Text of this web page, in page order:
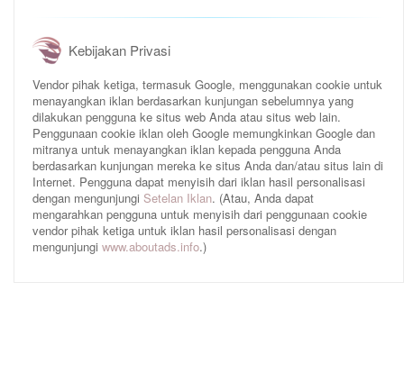
Kebijakan Privasi
Vendor pihak ketiga, termasuk Google, menggunakan cookie untuk
menayangkan iklan berdasarkan kunjungan sebelumnya yang
dilakukan pengguna ke situs web Anda atau situs web lain.
Penggunaan cookie iklan oleh Google memungkinkan Google dan
mitranya untuk menayangkan iklan kepada pengguna Anda
berdasarkan kunjungan mereka ke situs Anda dan/atau situs lain di
Internet. Pengguna dapat menyisih dari iklan hasil personalisasi
dengan mengunjungi Setelan Iklan. (Atau, Anda dapat
mengarahkan pengguna untuk menyisih dari penggunaan cookie
vendor pihak ketiga untuk iklan hasil personalisasi dengan
mengunjungi www.aboutads.info.)